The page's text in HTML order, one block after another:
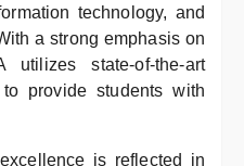
technology, and
a strong emphasis on
utilizes state-of-the-art
provide students with
is reflected in